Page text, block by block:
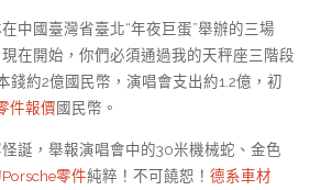
中國臺灣省臺北“年夜巨蛋”舉辦的三場
現在開始，你們必須通過我的天秤座三階段
錢約2億國民幣，演唱會支出約1.2億，初
件報價國民幣。
誕，舉報演唱會中的30米機械蛇、金色
Porsche零件純粹！不可饒恕！ 德系車材